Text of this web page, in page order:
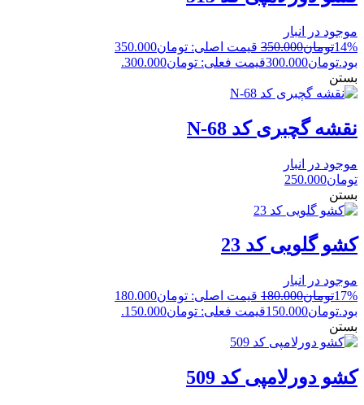
موجود در انبار
14%تومان350.000
قیمت اصلی: تومان350.000
بود.تومان300.000قیمت فعلی: تومان300.000.
بستن
نقشه گچبری کد N-68
موجود در انبار
تومان250.000
بستن
کشو گلویی کد 23
موجود در انبار
17%تومان180.000
قیمت اصلی: تومان180.000
بود.تومان150.000قیمت فعلی: تومان150.000.
بستن
کشو دورلامپی کد 509